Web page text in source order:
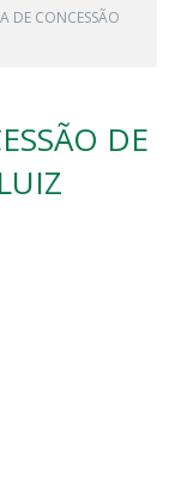
DE CONCESSÃO
DE